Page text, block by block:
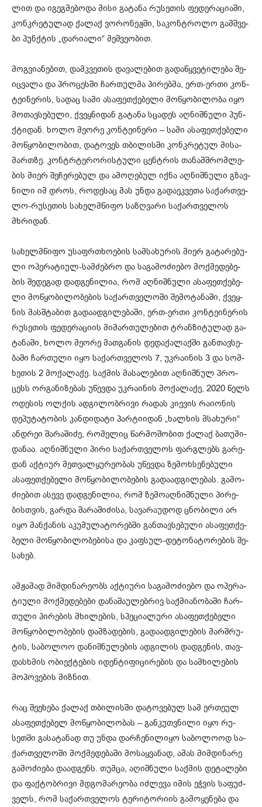
ლით და იგეგ­მე­ბო­და მისი გა­ტა­ნა რუ­სე­თის ფე­დე­რა­ცი­ა­ში,
კონ­კრე­ტუ­ლად ქა­ლაქ ვო­რო­ნეჟ­ში, სა­კონ­ტრო­ლო გამ­შვე­
ბი პუნ­ქტის „და­რი­ა­ლი“ მეშ­ვე­ო­ბით.
მოგ­ვი­ა­ნე­ბით, დამ­კვე­თის და­ვა­ლე­ბით გა­და­წყვე­ტი­ლე­ბა შე­
იც­ვა­ლა და პრო­ცეს­ში ჩარ­თულ­მა პი­რებ­მა, ერთ-ერთი კონ­
ტე­ი­ნე­რის, სა­დაც სამი ასა­ფეთ­ქე­ბე­ლი მო­წყო­ბი­ლო­ბა იყო
მო­თავ­სე­ბუ­ლი, ქვეყ­ნი­დან გა­ტა­ნა სცა­დეს აღ­ნიშ­ნუ­ლი პუნ­
ქტი­დან. ხოლო მე­ო­რე კონ­ტე­ი­ნე­რი – სამი ასა­ფეთ­ქე­ბე­ლი
მო­წყო­ბი­ლო­ბით, და­ტო­ვეს თბი­ლის­ში კონ­კრე­ტულ მი­სა­
მარ­თზე. კონ­ტრტე­რო­რის­ტუ­ლი ცენ­ტრის თა­ნამ­შრომ­ლე­
ბის მიერ შე­ჩე­რე­ბულ და ამო­ღე­ბულ იქნა აღ­ნიშ­ნუ­ლი გზავ­
ნი­ლი იმ დროს, რო­დე­საც მას უნდა გა­და­ეკ­ვე­თა სა­ქარ­თვე­
ლო-რუ­სე­თის სა­ხელ­მწი­ფო სა­ზღვა­რი სა­ქარ­თვე­ლოს
მხრი­დან.
სა­ხელ­მწი­ფო უსაფრ­თხო­ე­ბის სამ­სა­ხუ­რის მიერ გა­ტა­რე­ბუ­
ლი ოპე­რა­ტი­ულ-სამ­ძებ­რო და სა­გა­მო­ძი­ე­ბო მოქ­მე­დე­ბე­
ბის შე­დე­გად დად­გე­ნი­ლია, რომ აღ­ნიშ­ნუ­ლი ასა­ფეთ­ქე­ბე­
ლი მო­წყო­ბი­ლო­ბე­ბის სა­ქარ­თვე­ლო­ში შე­მო­ტა­ნა­ში, ქვეყ­
ნის მას­შტა­ბით გა­და­ად­გი­ლე­ბა­ში, ერთ-ერთი კონ­ტე­ი­ნე­რის
რუ­სე­თის ფე­დე­რა­ცი­ის მი­მარ­თუ­ლე­ბით ტრან­ზი­ტუ­ლად გა­
ტა­ნა­ში, ხოლო მე­ო­რე მათ­გა­ნის დე­და­ქა­ლაქ­ში გან­თავ­სე­
ბა­ში ჩარ­თუ­ლი იყო სა­ქარ­თვე­ლოს 7, უკ­რა­ი­ნის 3 და სომ­
ხე­თის 2 მო­ქა­ლა­ქე. საქ­მის მა­სა­ლე­ბით აღ­ნიშ­ნულ პრო­
ცესს ორ­გა­ნი­ზე­ბას უწევ­და უკ­რა­ი­ნის მო­ქა­ლა­ქე, 2020 წელს
ოდე­სის ოლ­ქის ად­გი­ლობ­რი­ვი რა­დას კი­ე­ვის რა­ი­ო­ნის
დე­პუ­ტა­ტო­ბის კან­დი­და­ტი პარ­ტი­ი­დან „ხალ­ხის მსა­ხუ­რი“
ან­დრეი შა­რა­ში­ძე, რო­მე­ლიც წარ­მო­შო­ბით ქა­ლაქ ბა­თუ­მი­
და­ნაა. აღ­ნიშ­ნუ­ლი პირი სა­ქარ­თვე­ლოს ფარ­გლებს გა­რე­
დან აქ­ტი­ურ მეთ­ვალ­ყუ­რე­ო­ბას უწევ­და ზე­მოხ­სე­ნე­ბუ­ლი
ასა­ფეთ­ქე­ბე­ლი მო­წყო­ბი­ლო­ბე­ბის გა­და­ად­გი­ლე­ბას. გა­მო­
ძი­ე­ბით ასე­ვე დად­გე­ნი­ლია, რომ ზე­მო­აღ­ნიშ­ნუ­ლი პი­რე­
ბის­თვის, გარ­და შა­რა­ში­ძი­სა, სა­ვა­რა­უ­დოდ ცნო­ბი­ლი არ
იყო მან­ქა­ნის აკუ­მუ­ლა­ტო­რებ­ში გან­თავ­სე­ბუ­ლი ასა­ფეთ­ქე­
ბე­ლი მო­წყო­ბი­ლო­ბე­ბი­სა და კაფ­სულ-დე­ტო­ნა­ტო­რე­ბის შე­
სა­ხებ.
ამ­ჟა­მად მიმ­დი­ნა­რე­ობს აქ­ტი­უ­რი სა­გა­მო­ძი­ე­ბო და ოპე­რა­
ტი­უ­ლი მოქ­მე­დე­ბე­ბი და­ნა­შა­უ­ლებ­რივ საქ­მი­ა­ნო­ბა­ში ჩარ­
თუ­ლი პი­რე­ბის მხი­ლე­ბის, სპე­ცი­ა­ლუ­რი ასა­ფეთ­ქე­ბე­ლი
მო­წყო­ბი­ლო­ბე­ბის დამ­ზა­დე­ბის, გა­და­ად­გი­ლე­ბის მარ­შრუ­
ტის, სა­ბო­ლოო და­ნიშ­ნუ­ლე­ბის ად­გი­ლის დად­გე­ნის, თავ­
დას­ხმის ობი­ექ­ტე­ბის იდენ­ტი­ფი­ცი­რე­ბის და სამ­ხი­ლე­ბის
მო­პო­ვე­ბის მიზ­ნით.
რაც შე­ე­ხე­ბა ქა­ლაქ თბი­ლის­ში და­ტო­ვე­ბულ სამ ერ­თე­ულ
ასა­ფეთ­ქე­ბელ მო­წყო­ბი­ლო­ბას – გან­კუთ­ვნი­ლი იყო რუ­
სეთ­ში გა­სა­ტა­ნად თუ უნდა დარ­ჩე­ნი­ლი­ყო სა­ბო­ლო­ოდ სა­
ქარ­თვე­ლო­ში მოქ­მე­დე­ბა­ში მო­საყ­ვა­ნად, ამას მიმ­დი­ნა­რე
გა­მო­ძი­ე­ბა და­ად­გენს. თუმ­ცა, აღიშ­ნუ­ლი საქ­მის დე­ტა­ლე­ბი
და ფაქ­ტობ­რი­ვი მდგო­მა­რე­ო­ბა იძ­ლე­ვა იმის ეჭ­ვის სა­ფუძ­
ველს, რომ სა­ქარ­თვე­ლოს ტე­რი­ტო­რი­ის გა­მო­ყე­ნე­ბა და